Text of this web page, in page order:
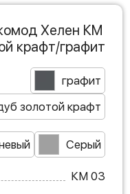
Хелен КМ
крафт/графит
графит
золотой крафт
Серый
КМ 03